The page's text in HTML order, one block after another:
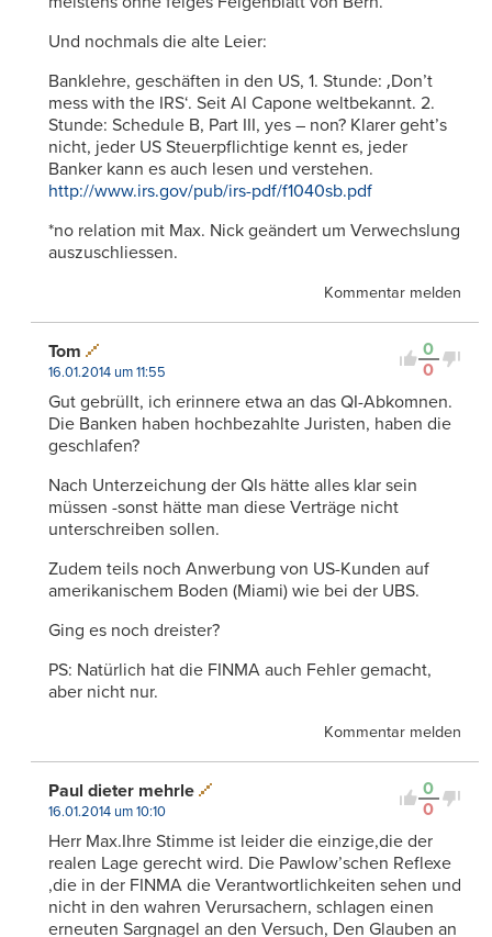
Und nochmals die alte Leier:
Banklehre, geschäften in den US, 1. Stunde: ‚Don’t
mess with the IRS‘. Seit Al Capone weltbekannt. 2.
Stunde: Schedule B, Part III, yes – non? Klarer geht’s
nicht, jeder US Steuerpflichtige kennt es, jeder
Banker kann es auch lesen und verstehen.
http://www.irs.gov/pub/irs-pdf/f1040sb.pdf
*no relation mit Max. Nick geändert um Verwechslung
auszuschliessen.
Kommentar melden
0
0
Tom
16.01.2014 um 11:55
Gut gebrüllt, ich erinnere etwa an das QI-Abkomnen.
Die Banken haben hochbezahlte Juristen, haben die
geschlafen?
Nach Unterzeichung der QIs hätte alles klar sein
müssen -sonst hätte man diese Verträge nicht
unterschreiben sollen.
Zudem teils noch Anwerbung von US-Kunden auf
amerikanischem Boden (Miami) wie bei der UBS.
Ging es noch dreister?
PS: Natürlich hat die FINMA auch Fehler gemacht,
aber nicht nur.
Kommentar melden
0
0
Paul dieter mehrle
16.01.2014 um 10:10
Herr Max.Ihre Stimme ist leider die einzige,die der
realen Lage gerecht wird. Die Pawlow’schen Reflexe
,die in der FINMA die Verantwortlichkeiten sehen und
nicht in den wahren Verursachern, schlagen einen
erneuten Sargnagel an den Versuch, Den Glauben an